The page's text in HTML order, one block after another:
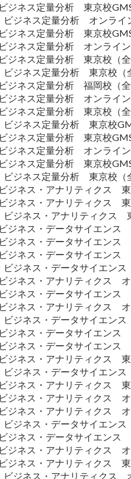
ネス定量分析 東京校GMS
ジネス定量分析 オンライ
ネス定量分析 東京校GMS
ジネス定量分析 オンライン
ジネス定量分析 東京校（全
ジネス定量分析 東京校（
ジネス定量分析 福岡校（全
ジネス定量分析 オンライン
ジネス定量分析 東京校（全
ジネス定量分析 東京校
ネス定量分析 東京校GMS
ジネス定量分析 オンライン
ネス定量分析 東京校GMS
ジネス定量分析 東京校（
ネス・アナリティクス 東
ネス・アナリティクス 東
ジネス・アナリティクス
ネス・データサイエンス
ジネス・データサイエンス
ネス・データサイエンス
ジネス・データサイエンス
ネス・アナリティクス オ
ネス・データサイエンス
ネス・アナリティクス オ
ジネス・データサイエンス
ネス・データサイエンス
ネス・データサイエンス
ネス・アナリティクス 東
ジネス・データサイエンス
ネス・アナリティクス 東
ネス・アナリティクス オ
ネス・アナリティクス オ
ジネス・データサイエンス
ネス・データサイエンス
ネス・アナリティクス オ
ネス・アナリティクス 東
ジネス・アナリティクス